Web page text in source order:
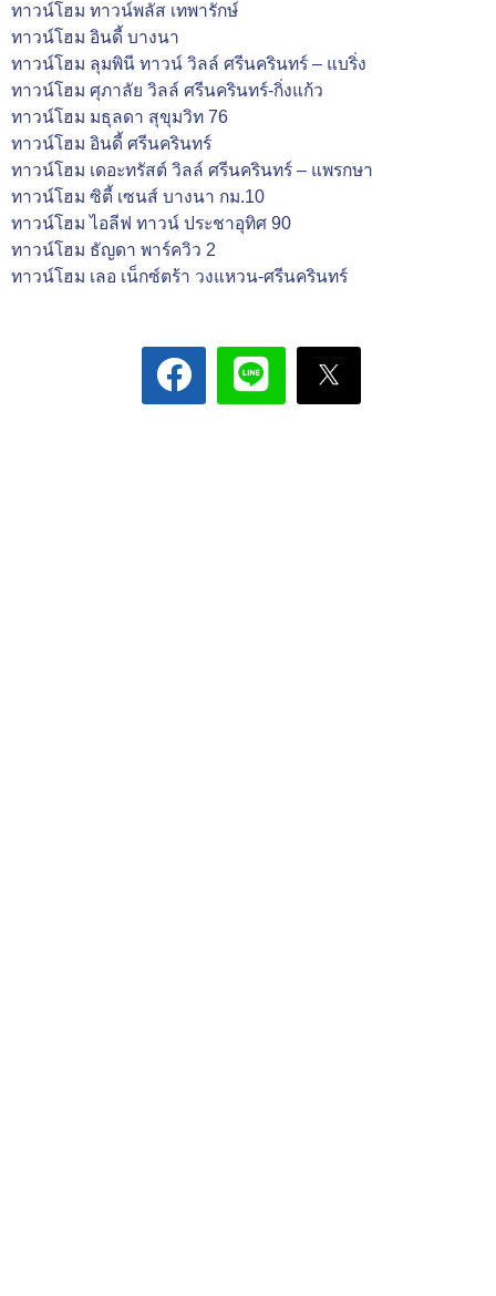
ทาวน์โฮม ทาวน์พลัส เทพารักษ์
ทาวน์โฮม อินดี้ บางนา
ทาวน์โฮม ลุมพินี ทาวน์ วิลล์ ศรีนครินทร์ – แบริ่ง
ทาวน์โฮม ศุภาลัย วิลล์ ศรีนครินทร์-กิ่งแก้ว
ทาวน์โฮม มธุลดา สุขุมวิท 76
ทาวน์โฮม อินดี้ ศรีนครินทร์
ทาวน์โฮม เดอะทรัสต์ วิลล์ ศรีนครินทร์ – แพรกษา
ทาวน์โฮม ซิตี้ เซนส์ บางนา กม.10
ทาวน์โฮม ไอลีฟ ทาวน์ ประชาอุทิศ 90
ทาวน์โฮม ธัญดา พาร์ควิว 2
ทาวน์โฮม เลอ เน็กซ์ตร้า วงแหวน-ศรีนครินทร์